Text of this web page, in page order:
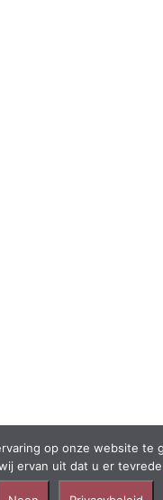
op onze website te
ervan uit dat u er